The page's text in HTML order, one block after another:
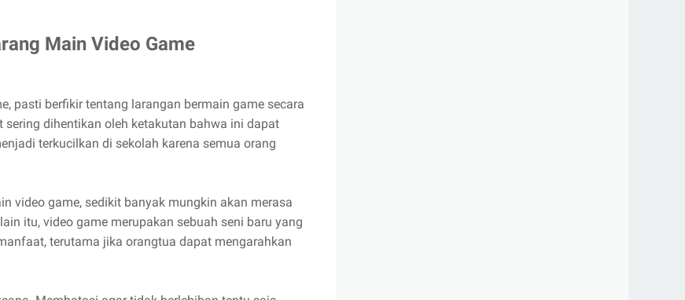
Main Video Game
pasti berfikir tentang larangan bermain game secara
dihentikan oleh ketakutan bahwa ini dapat
terkucilkan di sekolah karena semua orang
video game, sedikit banyak mungkin akan merasa
itu, video game merupakan sebuah seni baru yang
terutama jika orangtua dapat mengarahkan